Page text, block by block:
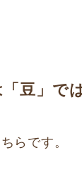
豆」で
らです。